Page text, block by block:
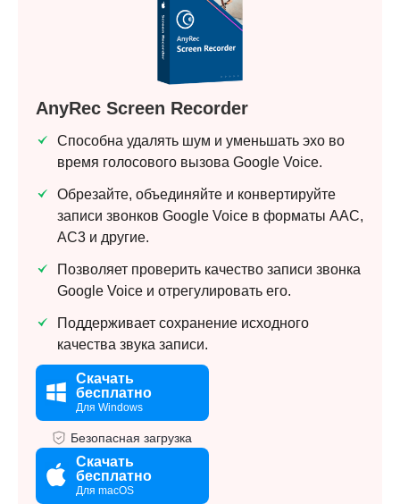
AnyRec Screen Recorder
Способна удалять шум и уменьшать эхо во
время голосового вызова Google Voice.
Обрезайте, объединяйте и конвертируйте
записи звонков Google Voice в форматы AAC,
AC3 и другие.
Позволяет проверить качество записи звонка
Google Voice и отрегулировать его.
Поддерживает сохранение исходного
качества звука записи.
Скачать
бесплатно
Для Windows
Безопасная загрузка
Скачать
бесплатно
Для macOS